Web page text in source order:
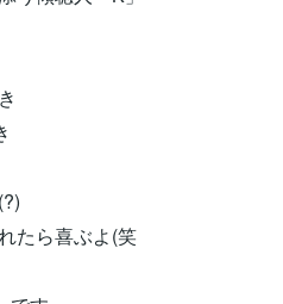
たら喜ぶよ(笑